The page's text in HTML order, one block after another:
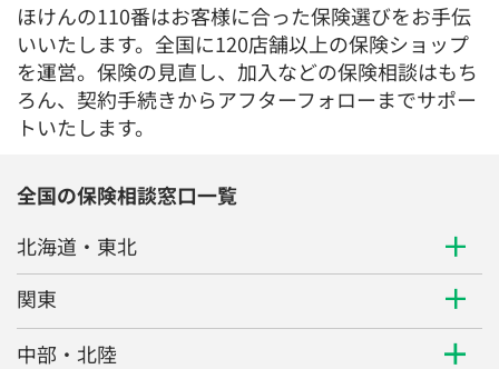
ほけんの110番はお客様に合った保険選びをお手伝
いいたします。全国に120店舗以上の保険ショップ
を運営。保険の見直し、加入などの保険相談はもち
ろん、契約手続きからアフターフォローまでサポー
トいたします。
全国の保険相談窓口一覧
北海道・東北
関東
中部・北陸